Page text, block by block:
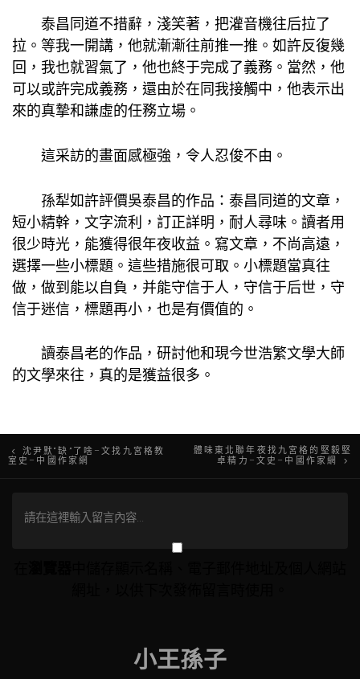
泰昌同道不措辭，淺笑著，把灌音機往后拉了
拉。等我一開講，他就漸漸往前推一推。如許反復幾
回，我也就習氣了，他也終于完成了義務。當然，他
可以或許完成義務，還由於在同我接觸中，他表示出
來的真摯和謙虛的任務立場。
這采訪的畫面感極強，令人忍俊不由。
孫犁如許評價吳泰昌的作品：泰昌同道的文章，
短小精幹，文字流利，訂正詳明，耐人尋味。讀者用
很少時光，能獲得很年夜收益。寫文章，不尚高遠，
選擇一些小標題。這些措施很可取。小標題當真往
做，做到能以自負，并能守信于人，守信于后世，守
信于迷信，標題再小，也是有價值的。
讀泰昌老的作品，研討他和現今世浩繁文學大師
的文學來往，真的是獲益很多。
文
導
覽
沈尹默“缺”了啥–文找九宮格教
室史–中國作家網
體味東北聯年夜找九宮格的堅毅堅
卓精力–文史–中國作家網
小王孫子